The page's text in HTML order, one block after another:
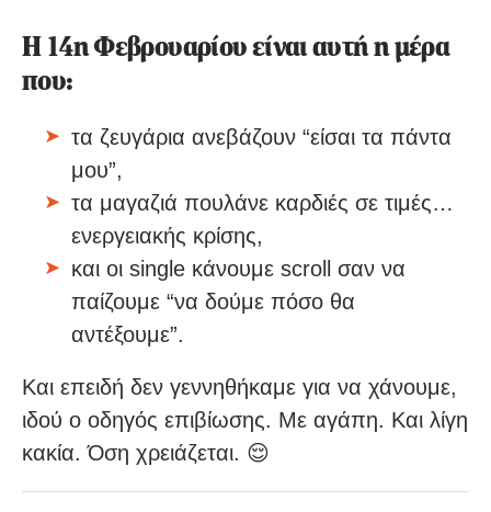
Η 14η Φεβρουαρίου είναι αυτή η μέρα
που:
τα ζευγάρια ανεβάζουν “είσαι τα πάντα
μου”,
τα μαγαζιά πουλάνε καρδιές σε τιμές…
ενεργειακής κρίσης,
και οι single κάνουμε scroll σαν να
παίζουμε “να δούμε πόσο θα
αντέξουμε”.
Και επειδή δεν γεννηθήκαμε για να χάνουμε,
ιδού ο οδηγός επιβίωσης. Με αγάπη. Και λίγη
κακία. Όση χρειάζεται. 😌